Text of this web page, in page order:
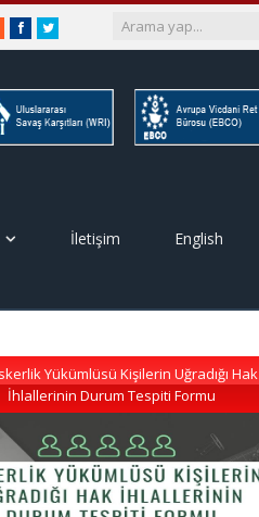
FacebookTwitter
İletişim English
Yükümlüsü Kişilerin Uğradığı Hak
İhlallerinin Durum Tespiti Formu